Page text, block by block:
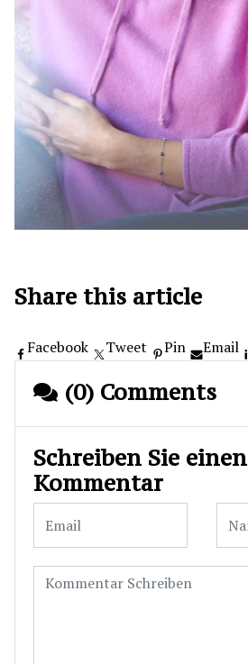
Share this article
Facebook Tweet Pin Email
(0) Comments
Schreiben Sie einen
Kommentar